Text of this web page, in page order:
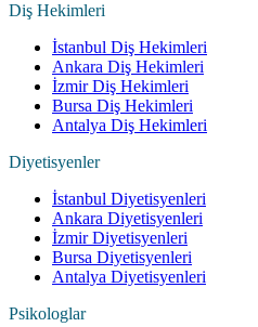
Diş Hekimleri
İstanbul Diş Hekimleri
Ankara Diş Hekimleri
İzmir Diş Hekimleri
Bursa Diş Hekimleri
Antalya Diş Hekimleri
Diyetisyenler
İstanbul Diyetisyenleri
Ankara Diyetisyenleri
İzmir Diyetisyenleri
Bursa Diyetisyenleri
Antalya Diyetisyenleri
Psikologlar